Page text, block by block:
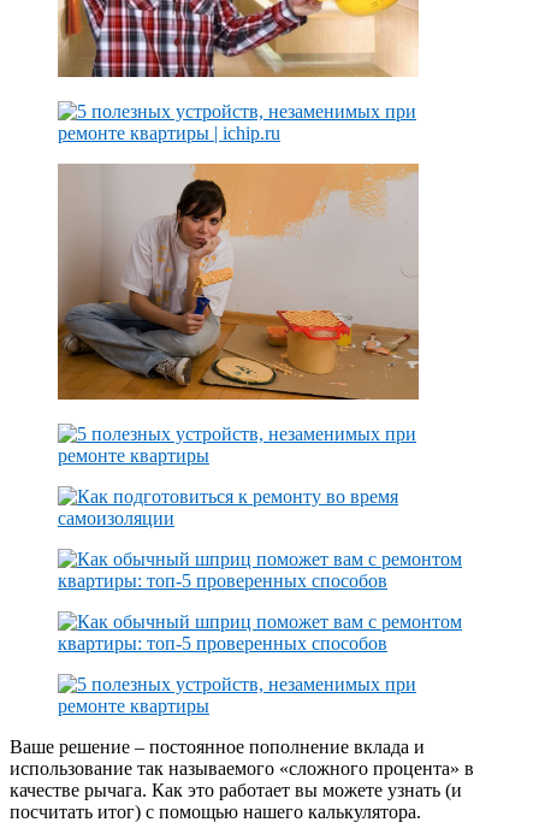
Ваше решение – постоянное пополнение вклада и
использование так называемого «сложного процента» в
качестве рычага. Как это работает вы можете узнать (и
посчитать итог) с помощью нашего калькулятора.